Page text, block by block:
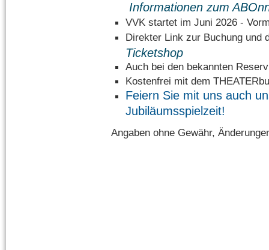
Informationen zum
VVK startet im Juni 2026 -
Direkter Link zur Buchung
Ticketshop
Auch bei den bekannten
Kostenfrei mit dem
Feiern Sie mit uns auch
Jubiläumsspielzeit!
Angaben ohne Gewähr,